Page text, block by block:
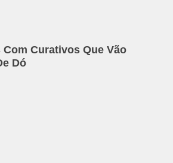
Curativos Que Vão
Dó